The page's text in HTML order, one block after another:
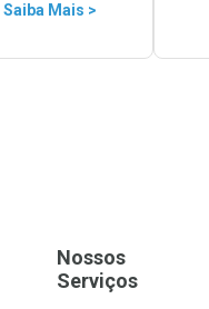
Saiba Mais >
Nossos
Serviços